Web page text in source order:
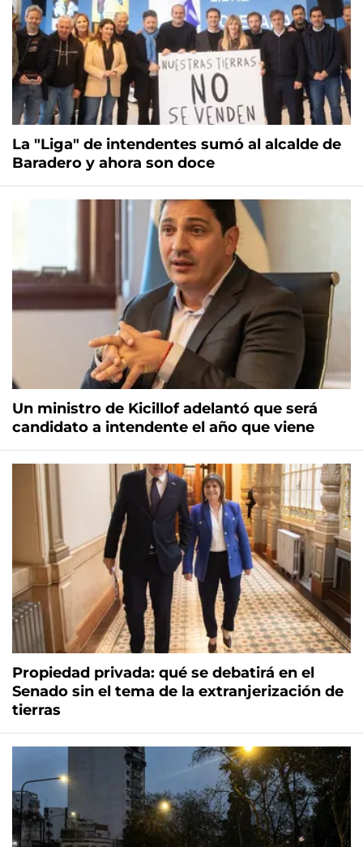
La "Liga" de intendentes sumó al alcalde de
Baradero y ahora son doce
Un ministro de Kicillof adelantó que será
candidato a intendente el año que viene
Propiedad privada: qué se debatirá en el
Senado sin el tema de la extranjerización de
tierras